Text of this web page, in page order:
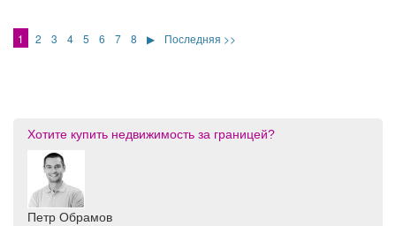
1 2 3 4 5 6 7 8 ▶ Последняя >>
Хотите купить недвижимость за границей?
Петр Обрамов